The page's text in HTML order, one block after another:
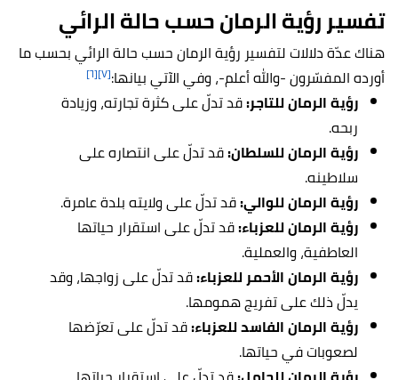
تفسير رؤية الرمان حسب حالة الرائي
هناك عدّة دلالات لتفسير رؤية الرمان حسب حالة الرائي بحسب ما
أورده المفسّرون -والله أعلم-، وفي الآتي بيانها:[٧] [٦]
رؤية الرمان للتاجر:قد تدلّ على كثرة تجارته، وزيادة
ربحه.
رؤية الرمان للسلطان:قد تدلّ على انتصاره على
سلاطينه.
رؤية الرمان للوالي:قد تدلّ على ولايته بلدة عامرة.
رؤية الرمان للعزباء:قد تدلّ على استقرار حياتها
العاطفية، والعملية.
رؤية الرمان الأحمر للعزباء:قد تدلّ على زواجها، وقد
يدلّ ذلك على تفريج همومها.
رؤية الرمان الفاسد للعزباء:قد تدلّ على تعرّضها
لصعوبات في حياتها.